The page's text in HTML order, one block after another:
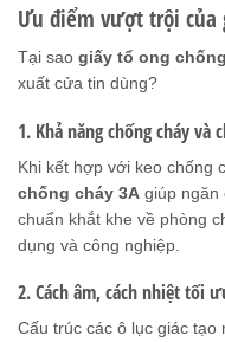
Ưu điểm vượt trội của
Tại sao giấy tổ ong
xuất cửa tin dùng?
1. Khả năng chống cháy và
Khi kết hợp với keo chống
chống cháy 3A giúp ngăn
chuẩn khắt khe về phòng
dụng và công nghiệp.
2. Cách âm, cách nhiệt tối
Cấu trúc các ô lục giác tạo